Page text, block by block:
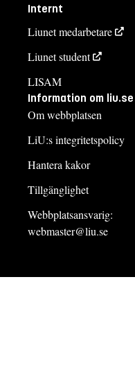
Internt
Liunet medarbetare
Liunet student
LISAM
Information om liu.se
Om webbplatsen
LiU:s integritetspolicy
Hantera kakor
Tillgänglighet
Webbplatsansvarig:
webmaster@liu.se